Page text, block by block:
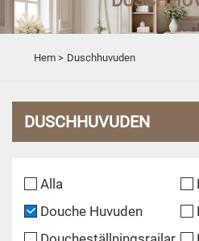
Hem > Duschhuvuden
DUSCHHUVUDEN
Alla
Douche Huvuden